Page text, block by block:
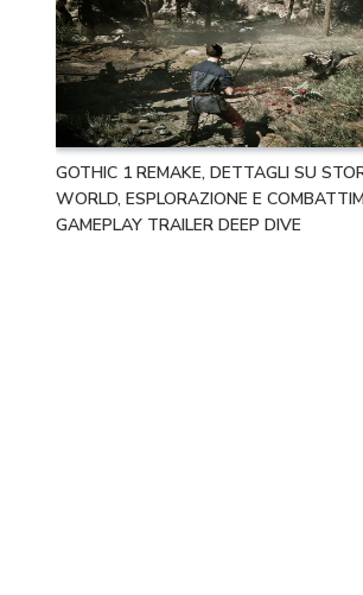
GOTHIC 1 REMAKE, DETTAGLI SU
WORLD, ESPLORAZIONE E
GAMEPLAY TRAILER DEEP DIVE